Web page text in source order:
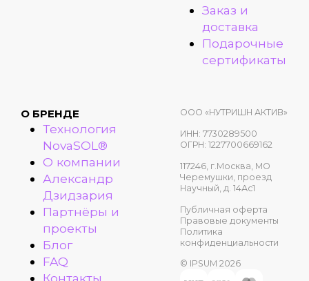
Заказ и
доставка
Подарочные
сертификаты
О БРЕНДЕ
Технология
NovaSOL®
О компании
Александр
Дзидзария
Партнёры и
проекты
Блог
FAQ
Контакты
ООО «НУТРИШН АКТИВ»
ИНН: 7730289500
ОГРН: 1227700669162
117246, г.Москва, МО
Черемушки, проезд
Научный, д. 14Ас1
Публичная оферта
Правовые документы
Политика
конфиденциальности
© IPSUM 2026